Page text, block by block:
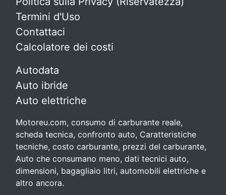
Termini d'Uso
Contattaci
Calcolatore dei costi
Autodata
Auto ibride
Auto elettriche
Motoreu.com, consumo di carburante reale,
scheda tecnica, confronto auto, Caratteristiche
tecniche, costo carburante, prezzi del carburante,
Auto che consumano meno, dati tecnici auto,
dimensioni, bagagliaio litri, automobili elettriche e
altro ancora.